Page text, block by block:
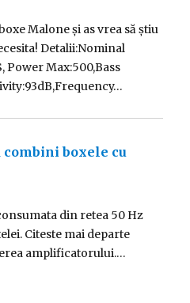
Malone și as vrea să știu
Detalii:Nominal
Power Max:500,Bass
combini boxele cu
din retea 50 Hz
Citeste mai departe
amplificatorului.…